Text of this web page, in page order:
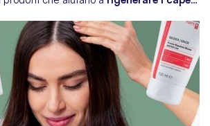
come organizzare una routine
meritano un posto nella tua trousse per